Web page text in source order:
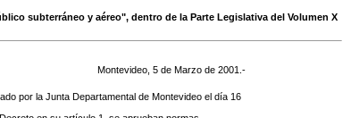
subterráneo y aéreo", dentro de la Parte Legislativa del Volumen X
Montevideo, 5 de Marzo de 2001 .-
por la Junta Departamental de Montevideo el día 16